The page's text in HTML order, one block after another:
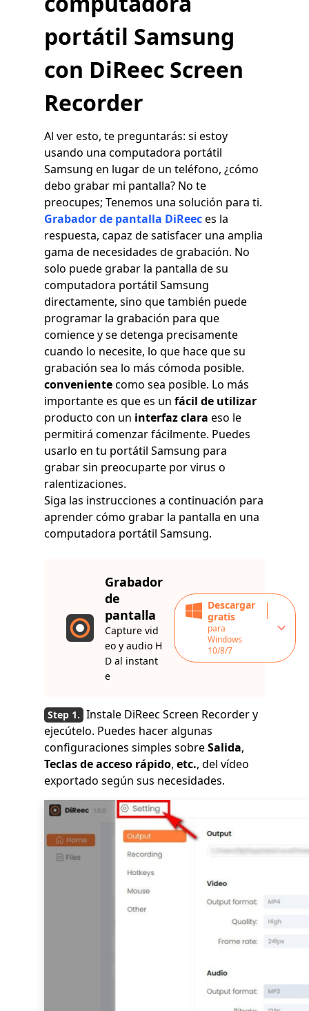
portátil Samsung
con DiReec Screen
Recorder
Al ver esto, te preguntarás: si estoy
usando una computadora portátil
Samsung en lugar de un teléfono, ¿cómo
debo grabar mi pantalla? No te
preocupes; Tenemos una solución para ti.
Grabador de pantalla DiReeces la
respuesta, capaz de satisfacer una amplia
gama de necesidades de grabación. No
solo puede grabar la pantalla de su
computadora portátil Samsung
directamente, sino que también puede
programar la grabación para que
comience y se detenga precisamente
cuando lo necesite, lo que hace que su
grabación sea lo más cómoda posible.
convenientecomo sea posible. Lo más
importante es que es un fácil de utilizar
producto con un interfaz clara eso le
permitirá comenzar fácilmente. Puedes
usarlo en tu portátil Samsung para
grabar sin preocuparte por virus o
ralentizaciones.
Siga las instrucciones a continuación para
aprender cómo grabar la pantalla en una
computadora portátil Samsung.
Grabador
de
pantalla
Capture vid
eo y audio H
D al instant
e
Descargar
gratis
para
Windows
10/8/7
Instale DiReec Screen Recorder y
ejecútelo. Puedes hacer algunas
configuraciones simples sobreSalida,
Teclas de acceso rápido, etc., del vídeo
exportado según sus necesidades.